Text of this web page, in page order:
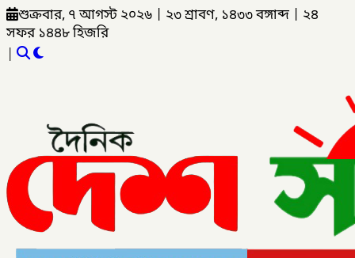
শুক্রবার, ৭ আগস্ট ২০২৬ ২৩ শ্রাবণ, ১৪৩৩ বঙ্গাব্দ
২৪
সফর ১৪৪৮ হিজরি
|